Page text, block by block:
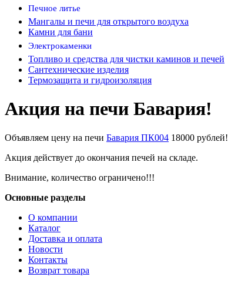
Печное литье
Мангалы и печи для открытого воздуха
Камни для бани
Электрокаменки
Топливо и средства для чистки каминов и печей
Сантехнические изделия
Термозащита и гидроизоляция
Акция на печи Бавария!
Объявляем цену на печи Бавария ПК004 18000 рублей!
Акция действует до окончания печей на складе.
Внимание, количество ограничено!!!
Основные разделы
О компании
Каталог
Доставка и оплата
Новости
Контакты
Возврат товара